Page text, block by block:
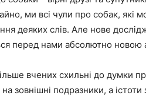
ми всі чули про собак, які
деяких слів. Але нове
перед нами абсолютно новою
вчених схильні до думки
зовнішні подразники, а істоти